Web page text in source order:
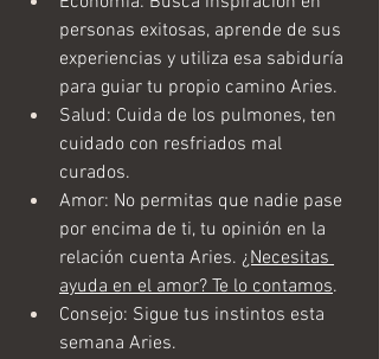
personas exitosas, aprende de sus
experiencias y utiliza esa sabiduría
para guiar tu propio camino Aries.
Salud: Cuida de los pulmones, ten
cuidado con resfriados mal
curados.
Amor: No permitas que nadie pase
por encima de ti, tu opinión en la
relación cuenta Aries. ¿Necesitas
ayuda en el amor? Te lo contamos.
Consejo: Sigue tus instintos esta
semana Aries.